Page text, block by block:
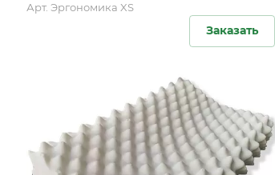
Арт. Эргономика XS
Заказать